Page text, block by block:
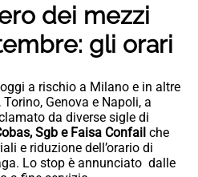
dei mezzi
gli orari
a rischio a Milano e in altre
Genova e Napoli, a
da diverse sigle di
Sgb e Faisa Confail che
e riduzione dell’orario di
Lo stop è annunciato dalle